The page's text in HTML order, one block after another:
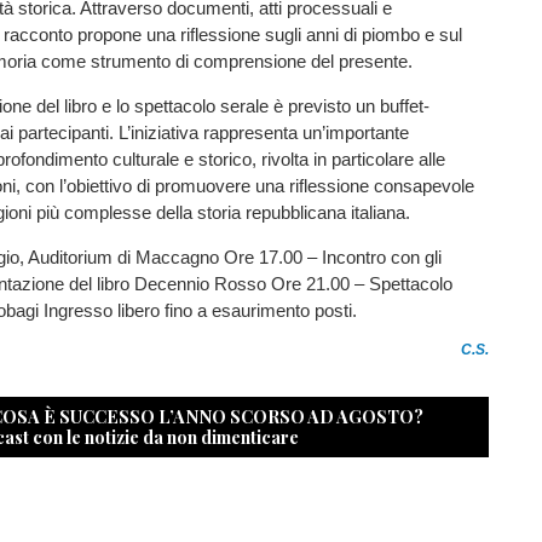
storica. Attraverso documenti, atti processuali e
propone una riflessione sugli anni di piombo e sul
come strumento di comprensione del presente.
del libro e lo spettacolo serale è previsto un buffet-
partecipanti. L’iniziativa rappresenta un’importante
culturale e storico, rivolta in particolare alle
con l’obiettivo di promuovere una riflessione consapevole
più complesse della storia repubblicana italiana.
Auditorium di Maccagno Ore 17.00 – Incontro con gli
del libro Decennio Rosso Ore 21.00 – Spettacolo
Ingresso libero fino a esaurimento posti.
C.S.
È SUCCESSO L’ANNO SCORSO AD AGOSTO?
con le notizie da non dimenticare